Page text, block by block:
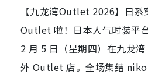
【九龙湾Outlet 2026】日系
Outlet 啦！日本人气时装
2 月 5 日（星期四）在九龙
外 Outlet 店。全场集结 niko